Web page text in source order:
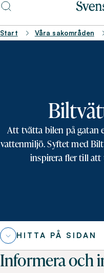
Start Våra sakområden
Att tvätta bilen på gatan
vattenmiljö. Syftet med
inspirera fler till
HITTA PÅ SIDAN
Informera och